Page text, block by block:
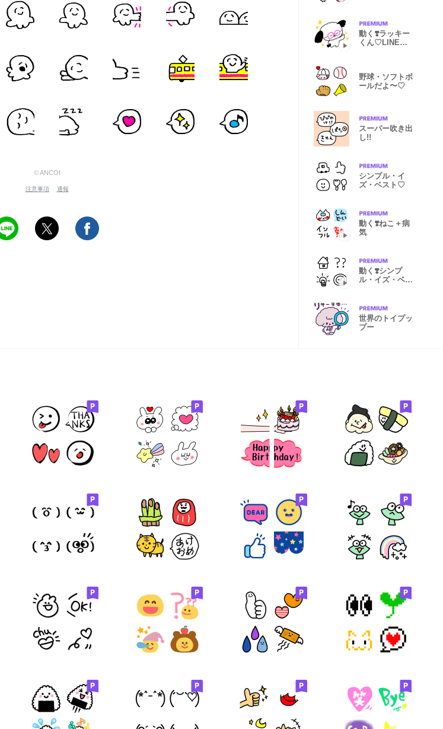
© ANCOI
注意事項 通報
動く❣️ラッキー
くん♡LINEス
野球・ソフトボ
ールだよ〜♡
スーパー吹き出
し!!
シンプル・イ
ズ・ベスト♡
動く❣️ねこ＋病
気
動く❣️シンプ
ル・イズ・ベス
世界のトイプッ
プー